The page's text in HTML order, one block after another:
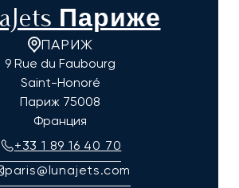
Париже
ПАРИЖ
9 Rue du Faubourg
Saint-Honoré
Париж 75008
Франция
+33 1 89 16 40 70
paris@lunajets.com